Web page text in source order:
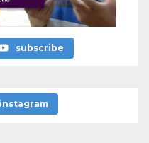
subscribe